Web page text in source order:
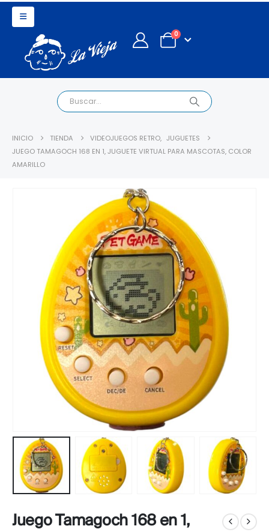
0
INICIO TIENDA VIDEOJUEGOS RETRO, JUGUETES
JUEGO TAMAGOCH 168 EN 1, JUGUETE VIRTUAL PARA MASCOTAS, COLOR
AMARILLO
Juego Tamagoch 168 en 1,